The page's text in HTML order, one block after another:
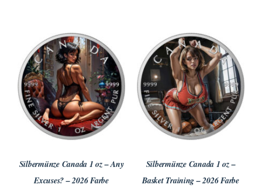
Silbermünze Canada 1 oz – Any
Excuses? – 2026 Farbe
Silbermünze Canada 1 oz –
Basket Training – 2026 Farbe